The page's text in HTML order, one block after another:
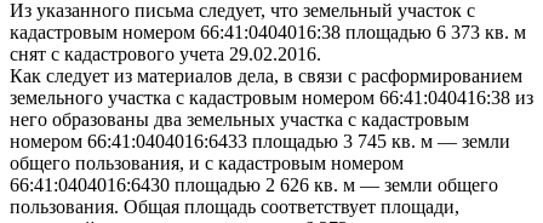
Из указанного письма следует, что земельный участок с
кадастровым номером 66:41:0404016:38 площадью 6 373 кв. м
снят с кадастрового учета 29.02.2016.
Как следует из материалов дела, в связи с расформированием
земельного участка с кадастровым номером 66:41:040416:38 из
него образованы два земельных участка с кадастровым
номером 66:41:0404016:6433 площадью 3 745 кв. м — земли
общего пользования, и с кадастровым номером
66:41:0404016:6430 площадью 2 626 кв. м — земли общего
пользования. Общая площадь соответствует площади,